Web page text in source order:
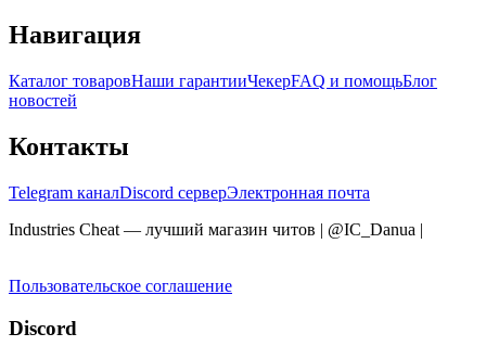
Навигация
Каталог товаровНаши гарантииЧекерFAQ и помощьБлог
новостей
Контакты
Telegram каналDiscord серверЭлектронная почта
Industries Cheat — лучший магазин читов | @IC_Danua |
Пользовательское соглашение
Discord